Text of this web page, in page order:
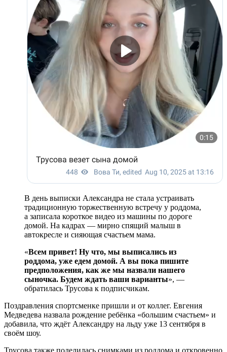
В день выписки Александра не стала устраивать
традиционную торжественную встречу у роддома,
а записала короткое видео из машины по дороге
домой. На кадрах — мирно спящий малыш в
автокресле и сияющая счастьем мама.
«Всем привет! Ну что, мы выписались из
роддома, уже едем домой. А вы пока пишите
предположения, как же мы назвали нашего
сыночка. Будем ждать ваши варианты», —
обратилась Трусова к подписчикам.
Поздравления спортсменке пришли и от коллег. Евгения
Медведева назвала рождение ребёнка «большим счастьем» и
добавила, что ждёт Александру на льду уже 13 сентября в
своём шоу.
Трусова также поделилась снимками из роддома и откровенно